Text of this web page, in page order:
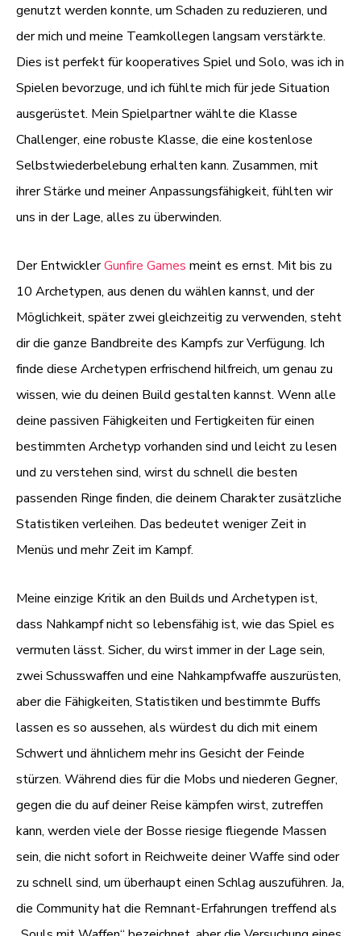
genutzt werden konnte, um Schaden zu reduzieren, und
der mich und meine Teamkollegen langsam verstärkte.
Dies ist perfekt für kooperatives Spiel und Solo, was ich in
Spielen bevorzuge, und ich fühlte mich für jede Situation
ausgerüstet. Mein Spielpartner wählte die Klasse
Challenger, eine robuste Klasse, die eine kostenlose
Selbstwiederbelebung erhalten kann. Zusammen, mit
ihrer Stärke und meiner Anpassungsfähigkeit, fühlten wir
uns in der Lage, alles zu überwinden.
Der EntwicklerGunfire Games meint es ernst. Mit bis zu
10 Archetypen, aus denen du wählen kannst, und der
Möglichkeit, später zwei gleichzeitig zu verwenden, steht
dir die ganze Bandbreite des Kampfs zur Verfügung. Ich
finde diese Archetypen erfrischend hilfreich, um genau zu
wissen, wie du deinen Build gestalten kannst. Wenn alle
deine passiven Fähigkeiten und Fertigkeiten für einen
bestimmten Archetyp vorhanden sind und leicht zu lesen
und zu verstehen sind, wirst du schnell die besten
passenden Ringe finden, die deinem Charakter zusätzliche
Statistiken verleihen. Das bedeutet weniger Zeit in
Menüs und mehr Zeit im Kampf.
Meine einzige Kritik an den Builds und Archetypen ist,
dass Nahkampf nicht so lebensfähig ist, wie das Spiel es
vermuten lässt. Sicher, du wirst immer in der Lage sein,
zwei Schusswaffen und eine Nahkampfwaffe auszurüsten,
aber die Fähigkeiten, Statistiken und bestimmte Buffs
lassen es so aussehen, als würdest du dich mit einem
Schwert und ähnlichem mehr ins Gesicht der Feinde
stürzen. Während dies für die Mobs und niederen Gegner,
gegen die du auf deiner Reise kämpfen wirst, zutreffen
kann, werden viele der Bosse riesige fliegende Massen
sein, die nicht sofort in Reichweite deiner Waffe sind oder
zu schnell sind, um überhaupt einen Schlag auszuführen. Ja,
die Community hat die Remnant-Erfahrungen treffend als